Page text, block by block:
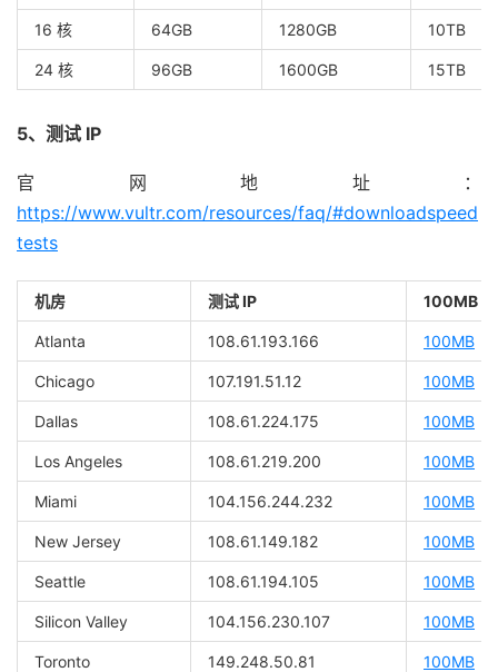
16 核 64GB 1280GB 10TB
24 核 96GB 1600GB 15TB
5、测试 IP
官网地址：
https://www.vultr.com/resources/faq/#downloadspeed
tests
机房 测试 IP 100MB
Atlanta 108.61.193.166 100MB
Chicago 107.191.51.12 100MB
Dallas 108.61.224.175 100MB
Los Angeles 108.61.219.200 100MB
Miami 104.156.244.232 100MB
New Jersey 108.61.149.182 100MB
Seattle 108.61.194.105 100MB
Silicon Valley 104.156.230.107 100MB
Toronto 149.248.50.81 100MB